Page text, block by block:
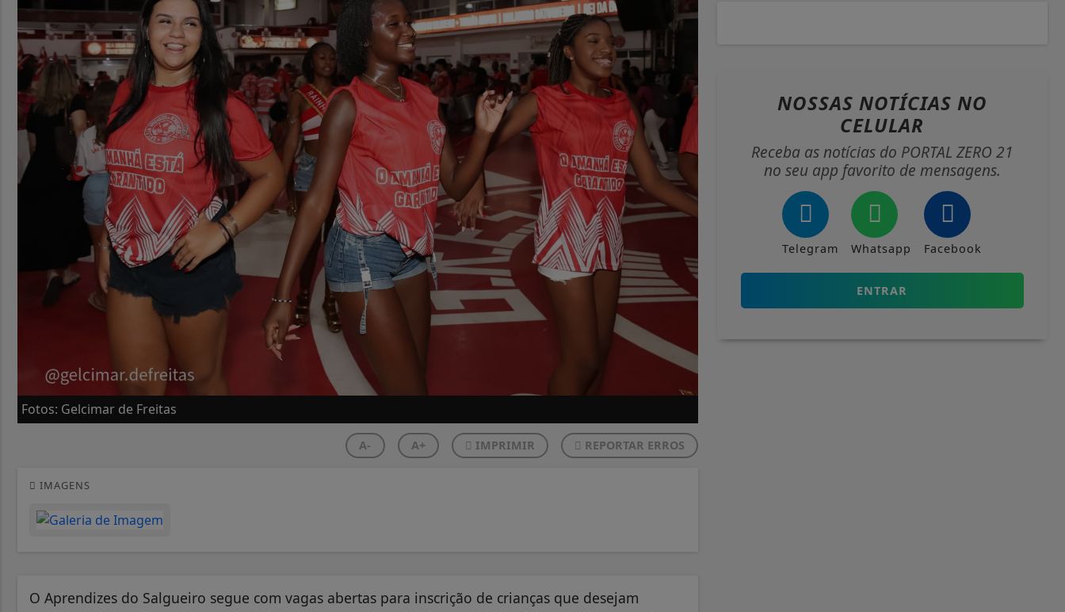
Fotos: Gelcimar de Freitas
A- A+ IMPRIMIR REPORTAR ERROS
IMAGENS
O Aprendizes do Salgueiro segue com vagas abertas para inscrição de crianças que desejam
NOSSAS NOTÍCIAS NO
CELULAR
Receba as notícias do PORTAL ZERO 21
no seu app favorito de mensagens.
Telegram Whatsapp Facebook
ENTRAR